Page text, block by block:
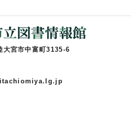
宮市中富町3135-6